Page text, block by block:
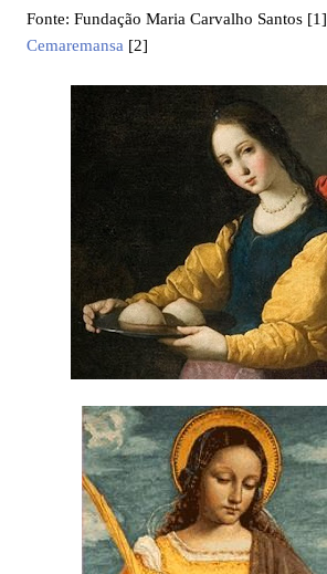
Fonte: Fundação Maria Carvalho Santos [1]
Cemaremansa [2]